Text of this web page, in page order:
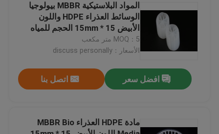
اطلب اقتباس
MBBR بيو ميديا
المواد البلاستيكية MBBR بيولوجيا
الوسائط العذراء HDPE واللون
الأبيض 15 * 15mm الحجم للمياه
MOQ：5 متر مكعب
الأسعار：discuss personally
افضل سعر اتصل بنا
مادة HDPE العذراء MBBR Bio